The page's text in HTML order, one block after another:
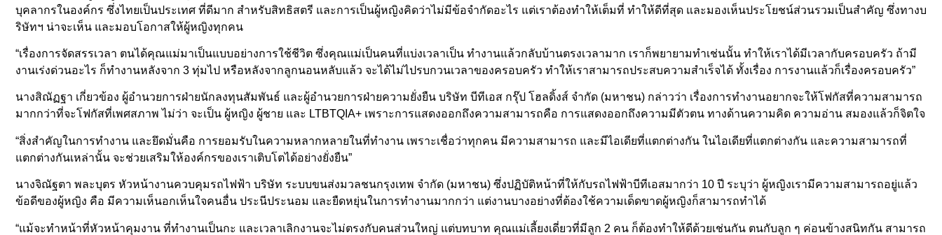
บุคลากรในองค์กร ซึ่งไทยเป็นประเทศ ที่ดีมาก สำหรับสิทธิสตรี และการเป็นผู้หญิงคิดว่าไม่มีข้อจำกัดอะไร แต่เราต้องทำให้เต็มที่ ทำให้ดีที่สุด และมองเห็นประโยชน์ส่วนรวมเป็นสำคัญ ซึ่งทางบ
ริษัทฯ น่าจะเห็น และมอบโอกาสให้ผู้หญิงทุกคน
“เรื่องการจัดสรรเวลา ตนได้คุณแม่มาเป็นแบบอย่างการใช้ชีวิต ซึ่งคุณแม่เป็นคนที่แบ่งเวลาเป็น ทำงานแล้วกลับบ้านตรงเวลามาก เราก็พยายามทำเช่นนั้น ทำให้เราได้มีเวลากับครอบครัว ถ้ามี
งานเร่งด่วนอะไร ก็ทำงานหลังจาก 3 ทุ่มไป หรือหลังจากลูกนอนหลับแล้ว จะได้ไม่ไปรบกวนเวลาของครอบครัว ทำให้เราสามารถประสบความสำเร็จได้ ทั้งเรื่อง การงานแล้วก็เรื่องครอบครัว”
นางสิณัฏฐา เกี่ยวข้อง ผู้อำนวยการฝ่ายนักลงทุนสัมพันธ์ และผู้อำนวยการฝ่ายความยั่งยืน บริษัท บีทีเอส กรุ๊ป โฮลดิ้งส์ จํากัด (มหาชน) กล่าวว่า เรื่องการทำงานอยากจะให้โฟกัสที่ความสามารถ
มากกว่าที่จะโฟกัสที่เพศสภาพ ไม่ว่า จะเป็น ผู้หญิง ผู้ชาย และ LTBTQIA+ เพราะการแสดงออกถึงความสามารถคือ การแสดงออกถึงความมีตัวตน ทางด้านความคิด ความอ่าน สมองแล้วก็จิตใจ
“สิ่งสำคัญในการทำงาน และยึดมั่นคือ การยอมรับในความหลากหลายในที่ทำงาน เพราะเชื่อว่าทุกคน มีความสามารถ และมีไอเดียที่แตกต่างกัน ในไอเดียที่แตกต่างกัน และความสามารถที่
แตกต่างกันเหล่านั้น จะช่วยเสริมให้องค์กรของเราเติบโตได้อย่างยั่งยืน”
นางจิณัฐตา พละบุตร หัวหน้างานควบคุมรถไฟฟ้า บริษัท ระบบขนส่งมวลชนกรุงเทพ จำกัด (มหาชน) ซึ่งปฏิบัติหน้าที่ให้กับรถไฟฟ้าบีทีเอสมากว่า 10 ปี ระบุว่า ผู้หญิงเรามีความสามารถอยู่แล้ว
ข้อดีของผู้หญิง คือ มีความเห็นอกเห็นใจคนอื่น ประนีประนอม และยืดหยุ่นในการทำงานมากกว่า แต่งานบางอย่างที่ต้องใช้ความเด็ดขาดผู้หญิงก็สามารถทำได้
“แม้จะทำหน้าที่หัวหน้าคุมงาน ที่ทำงานเป็นกะ และเวลาเลิกงานจะไม่ตรงกับคนส่วนใหญ่ แต่บทบาท คุณแม่เลี้ยงเดี่ยวที่มีลูก 2 คน ก็ต้องทำให้ดีด้วยเช่นกัน ตนกับลูก ๆ ค่อนข้างสนิทกัน สามารถ